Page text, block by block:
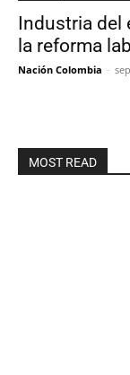
Industria del
la reforma
Nación Colombia -
MOST READ